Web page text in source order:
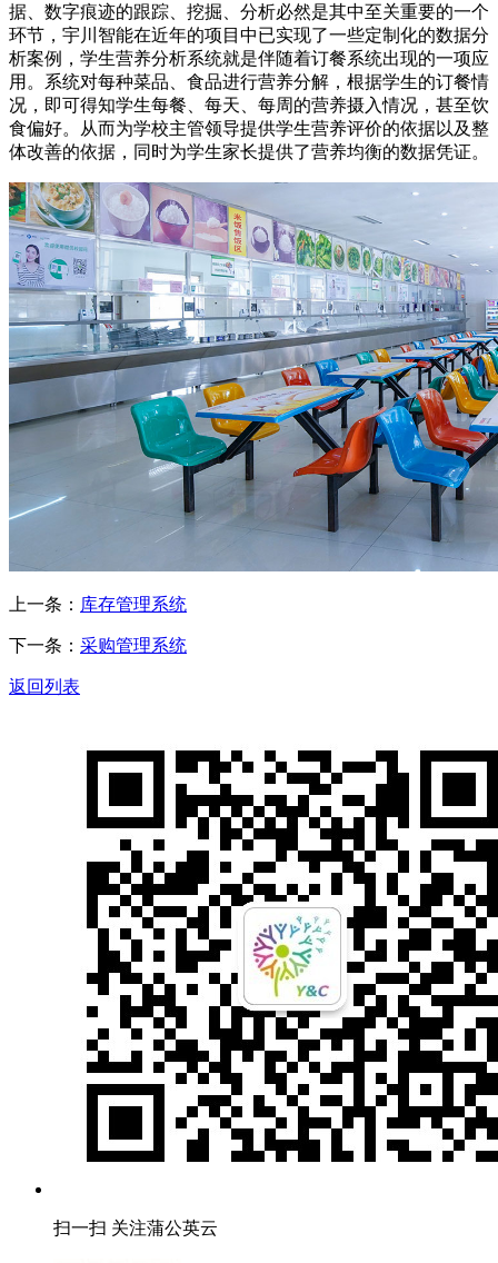
据、数字痕迹的跟踪、挖掘、分析必然是其中至关重要的一个
环节，宇川智能在近年的项目中已实现了一些定制化的数据分
析案例，学生营养分析系统就是伴随着订餐系统出现的一项应
用。系统对每种菜品、食品进行营养分解，根据学生的订餐情
况，即可得知学生每餐、每天、每周的营养摄入情况，甚至饮
食偏好。从而为学校主管领导提供学生营养评价的依据以及整
体改善的依据，同时为学生家长提供了营养均衡的数据凭证。
上一条： 库存管理系统
下一条： 采购管理系统
返回列表
扫一扫 关注蒲公英云